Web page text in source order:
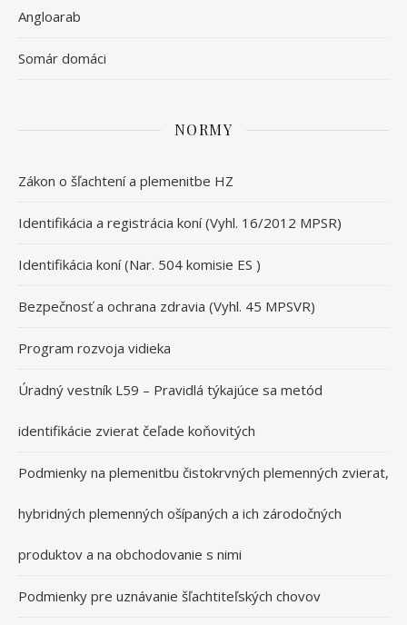
Angloarab
Somár domáci
NORMY
Zákon o šľachtení a plemenitbe HZ
Identifikácia a registrácia koní (Vyhl. 16/2012 MPSR)
Identifikácia koní (Nar. 504 komisie ES )
Bezpečnosť a ochrana zdravia (Vyhl. 45 MPSVR)
Program rozvoja vidieka
Úradný vestník L59 – Pravidlá týkajúce sa metód
identifikácie zvierat čeľade koňovitých
Podmienky na plemenitbu čistokrvných plemenných zvierat,
hybridných plemenných ošípaných a ich zárodočných
produktov a na obchodovanie s nimi
Podmienky pre uznávanie šľachtiteľských chovov